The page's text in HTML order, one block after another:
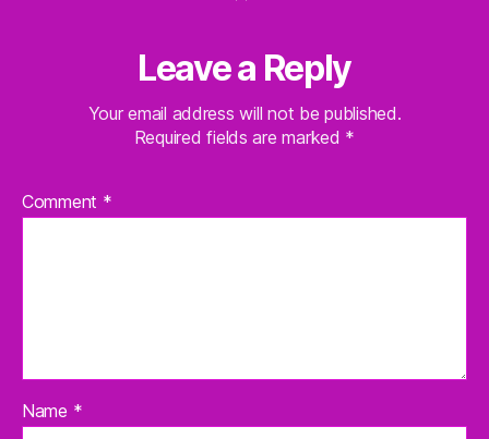
Leave a Reply
Your email address will not be published.
Required fields are marked *
Comment *
Name *